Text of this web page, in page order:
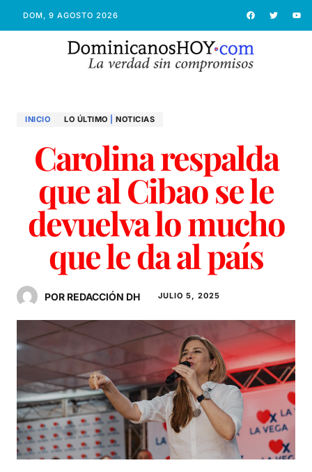
DOM, 9 AGOSTO 2026
INICIO LO ÚLTIMO NOTICIAS
Carolina respalda
que al Cibao se le
devuelva lo mucho
que le da al país
POR REDACCIÓN DH JULIO 5, 2025